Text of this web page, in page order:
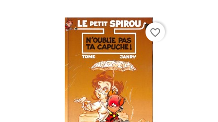
favorite_border